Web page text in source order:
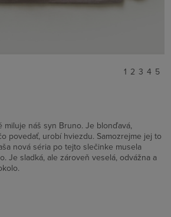
1 2 3 4 5
miluje náš syn Bruno. Je blonďavá,
povedať, urobí hviezdu. Samozrejme jej to
nová séria po tejto slečinke musela
Je sladká, ale zároveň veselá, odvážna a